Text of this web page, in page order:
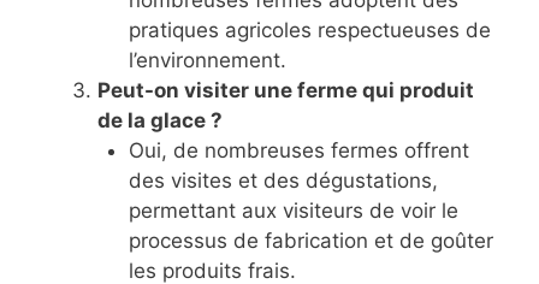
pratiques agricoles respectueuses de
l’environnement.
Peut-on visiter une ferme qui produit
de la glace ?
Oui, de nombreuses fermes offrent
des visites et des dégustations,
permettant aux visiteurs de voir le
processus de fabrication et de goûter
les produits frais.